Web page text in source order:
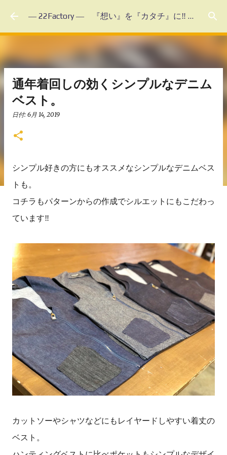
スキップしてメイン コンテンツに移動 ― 22Factory ― 『想い』を『カタチ』に‼ 未体験のフルオーダーメイド
通年着回しの効くシンプルなデニム
ベスト。
日付: 6月 14, 2019
シンプル好きの方にもオススメなシンプルなデニムベス
トも。
コチラもパターンからの作成でシルエットにもこだわっ
ています‼
カットソーやシャツなどにもレイヤードしやすい着丈の
ベスト。